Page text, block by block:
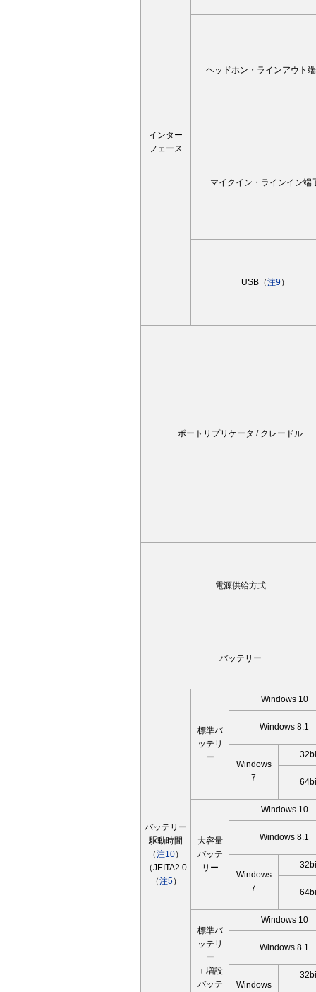
インター
フェース
ヘッドホン・ラインアウト
マイクイン・ラインイン端
USB（注9 ）
ポートリプリケータ / クレードル
電源供給方式
バッテリー
バッテリー
駆動時間
（注10）
（JEITA2.0
（注5）
標準バ
ッテリ
ー
Windows 10
Windows 8.1
Windows
7
大容量
バッテ
リー
Windows 10
Windows 8.1
Windows
7
標準バ
ッテリ
ー
＋増設
バッテ
Windows 10
Windows 8.1
Windows